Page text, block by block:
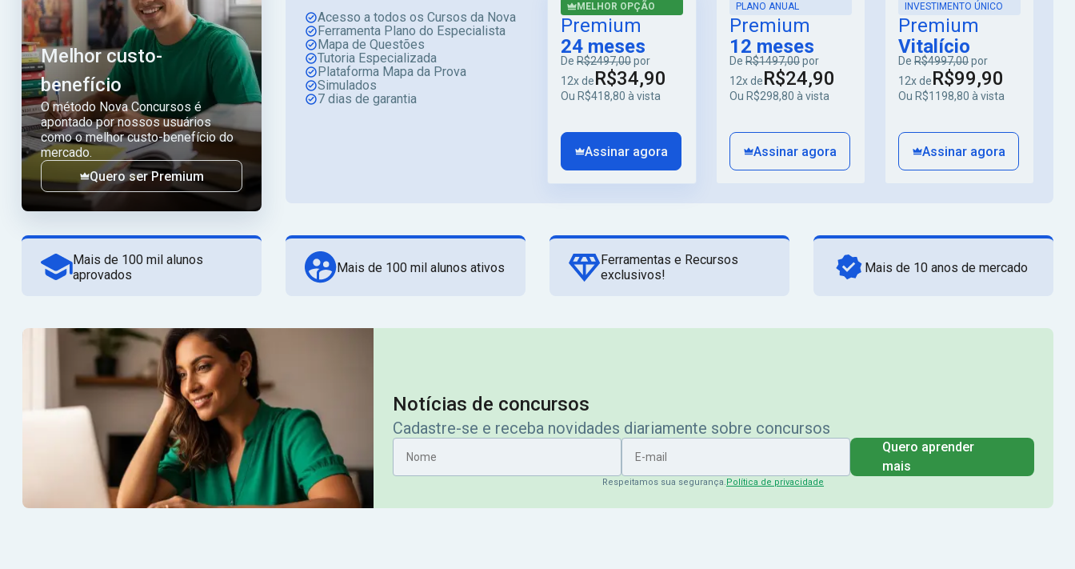
Melhor custo-
benefício
O método Nova Concursos é
apontado por nossos usuários
como o melhor custo-benefício do
mercado.
Quero ser Premium
Acesso a todos os Cursos da Nova
Ferramenta Plano do Especialista
Mapa de Questões
Tutoria Especializada
Plataforma Mapa da Prova
Simulados
7 dias de garantia
MELHOR OPÇÃO
Premium
24 meses
De R$2497,00por
12x deR$34,90
Ou R$418,80 à vista
Assinar agora
PLANO ANUAL
Premium
12 meses
De R$1497,00por
12x deR$24,90
Ou R$298,80 à vista
Assinar agora
INVESTIMENTO ÚNICO
Premium
Vitalício
De R$4997,00por
12x deR$99,90
Ou R$1198,80 à vista
Assinar agora
Mais de 100 mil alunos
aprovados
Mais de 100 mil alunos ativos
Ferramentas e Recursos
exclusivos!
Mais de 10 anos de mercado
Notícias de concursos
Cadastre-se e receba novidades diariamente sobre concursos
Nome
E-mail
Quero aprender
mais
Respeitamos sua segurança.Política de privacidade